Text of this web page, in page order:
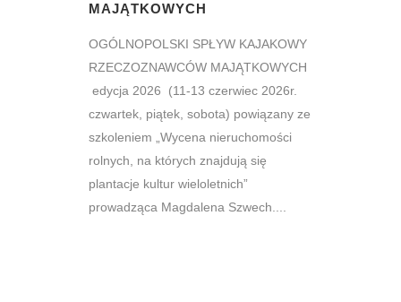
MAJĄTKOWYCH
OGÓLNOPOLSKI SPŁYW KAJAKOWY
RZECZOZNAWCÓW MAJĄTKOWYCH
edycja 2026 (11-13 czerwiec 2026r.
czwartek, piątek, sobota) powiązany ze
szkoleniem „Wycena nieruchomości
rolnych, na których znajdują się
plantacje kultur wieloletnich”
prowadząca Magdalena Szwech....